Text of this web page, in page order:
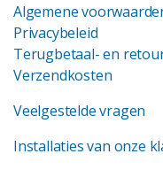
Algemene
Privacybeleid
Terugbetaal- en
Verzendkosten
Veelgestelde vragen
Installaties van onze